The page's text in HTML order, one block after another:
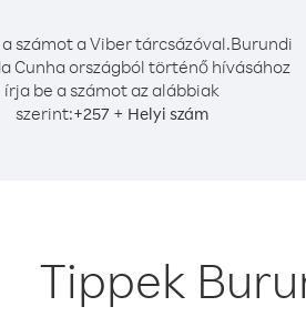
számot a Viber tárcsázóval.Burundi
Cunha országból történő hívásához
írja be a számot az alábbiak
szerint:+257 + Helyi szám
Tippek